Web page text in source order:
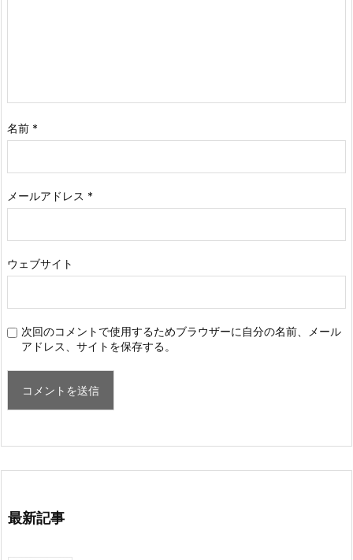
名前 *
メールアドレス *
ウェブサイト
次回のコメントで使用するためブラウザーに自分の名前、メール
アドレス、サイトを保存する。
最新記事